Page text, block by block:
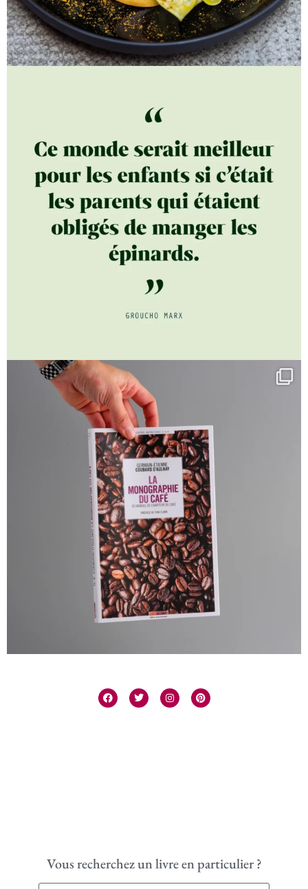
Vous recherchez un livre en particulier ?